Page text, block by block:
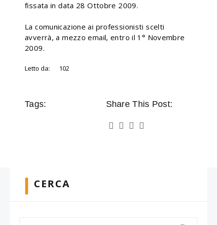
fissata in data 28 Ottobre 2009.
La comunicazione ai professionisti scelti
avverrà, a mezzo email, entro il 1° Novembre
2009.
Letto da: 102
Tags: Share This Post:
CERCA